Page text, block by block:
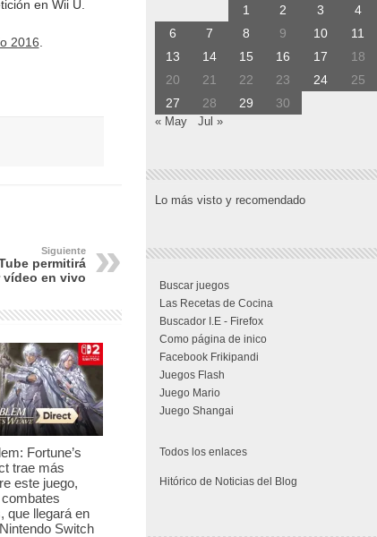
en Wii U.
2016
Siguiente
permitirá
vídeo en vivo
Fortune’s
trae más
este juego,
que llegará en
Switch
1 2 3 4
6
7 8 9 10 11
13
14 15 16 17 18
20
21 22 23 24 25
27
28 29 30
« May Jul »
Lo más visto y recomendado
Buscar juegos
Las Recetas de Cocina
Buscador I.E - Firefox
Como página de inico
Facebook Frikipandi
Juegos Flash
Juego Mario
Juego Shangai
Todos los enlaces
Hitórico de Noticias del Blog